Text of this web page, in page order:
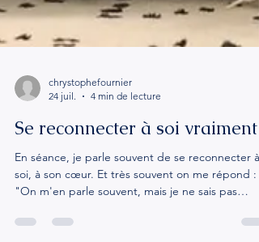
chrystophefournier
24 juil.
4 min de lecture
Se reconnecter à soi vraiment
En séance, je parle souvent de se reconnecter à
"On m'en parle souvent, mais je ne sais pas